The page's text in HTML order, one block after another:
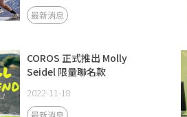
最新消息
COROS 正式推出 Molly
Seidel 限量聯名款
2022-11-18
最新消息